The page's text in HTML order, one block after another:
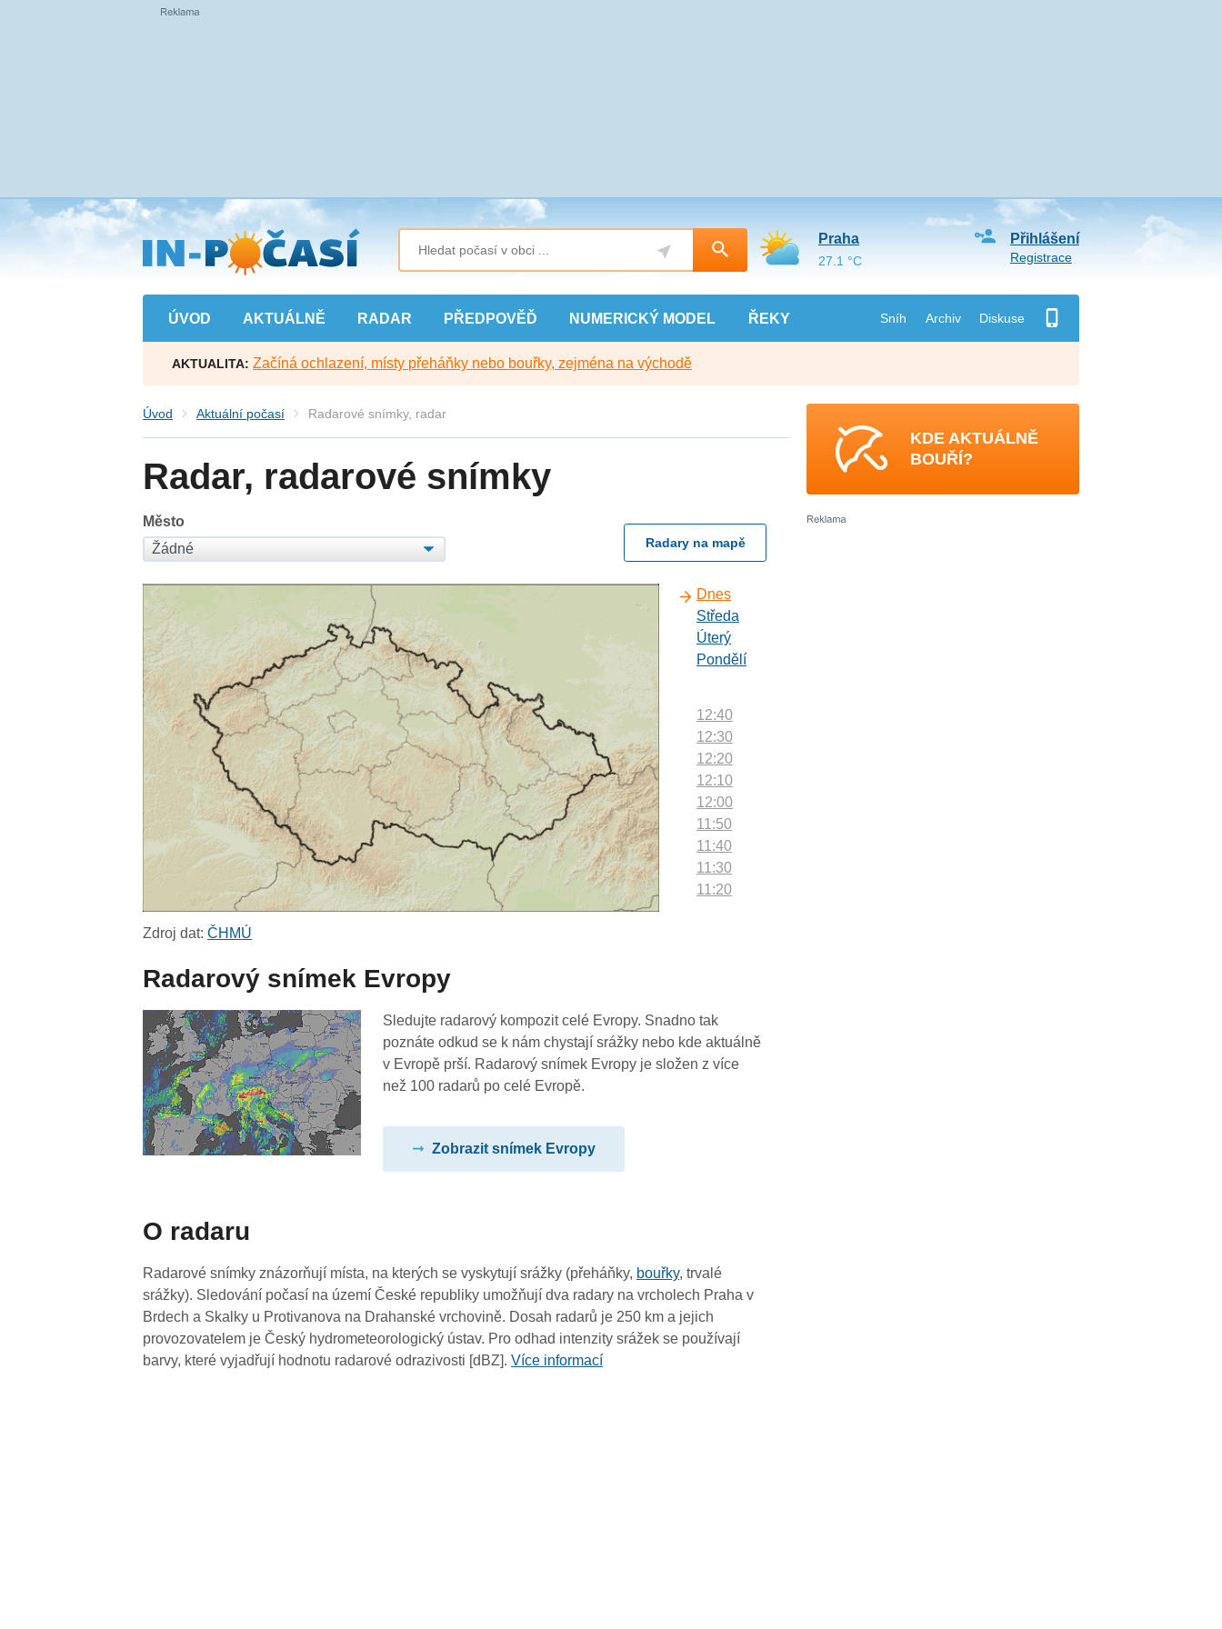
Přejít
na
hlavní
obsah
ÚVOD AKTUÁLNĚ RADAR PŘEDPOVĚĎ NUMERICKÝ MODEL ŘEKY Sníh Archiv Diskuse
Přihlášení
Registrace
Praha
27.1 °C
AKTUALITA: Začíná ochlazení, místy přeháňky nebo bouřky, zejména na východě
Úvod Aktuální počasí Radarové snímky, radar
Radar, radarové snímky
Město
Radary na mapě
Dnes
Středa
Úterý
Pondělí
12:40
12:30
12:20
12:10
12:00
11:50
11:40
11:30
11:20
10:20
10:10
10:00
08:20
08:10
08:00
07:50
Zdroj dat:ČHMÚ
Radarový snímek Evropy
Sledujte radarový kompozit celé Evropy. Snadno tak
poznáte odkud se k nám chystají srážky nebo kde aktuálně
v Evropě prší. Radarový snímek Evropy je složen z více
než 100 radarů po celé Evropě.
Zobrazit snímek Evropy
O radaru
Radarové snímky znázorňují místa, na kterých se vyskytují srážky (přeháňky, bouřky, trvalé
srážky). Sledování počasí na území České republiky umožňují dva radary na vrcholech Praha v
Brdech a Skalky u Protivanova na Drahanské vrchovině. Dosah radarů je 250 km a jejich
provozovatelem je Český hydrometeorologický ústav. Pro odhad intenzity srážek se používají
barvy, které vyjadřují hodnotu radarové odrazivosti [dBZ].Více informací
KDE AKTUÁLNĚ
BOUŘÍ?